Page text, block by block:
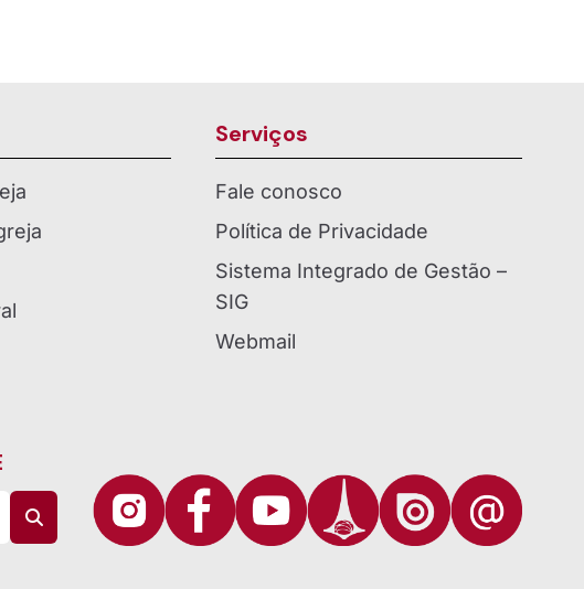
Serviços
Fale conosco
Política de Privacidade
Sistema Integrado de Gestão –
SIG
Webmail